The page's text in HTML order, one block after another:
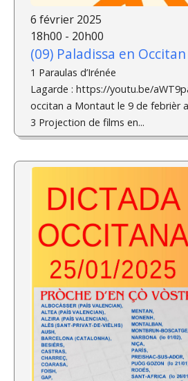
6 février 2025
18h00 - 20h00
(09) Paladissa en Occitan
1 Paraulas d’Irénée
Lagarde : https://youtu.be/
occitan a Montaut le 9 de febrièr
3 Projection de films en...